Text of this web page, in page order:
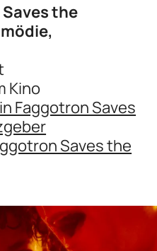
the
Kino
Faggotron Saves
Saves the